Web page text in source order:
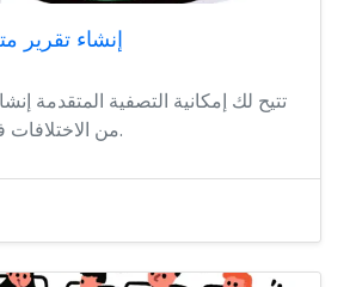
إنشاء تقرير
تتيح لك إمكانية التصفية المتقدمة
من الاختلافات في تقريرك الأولي.